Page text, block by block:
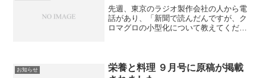
先週、東京のラジオ製作会社の人から電
話があり、「新聞で読んだんですが、ク
ロマグロの小型化について教えてくださ
い個体がいなくなっている...
お知らせ
栄養と料理 ９月号に原稿が掲載